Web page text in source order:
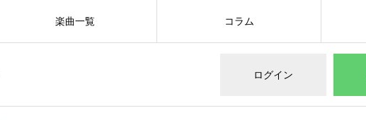
ログイン
楽曲一覧 コラム